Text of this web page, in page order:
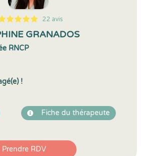
5
1
5
22 22 avis
GRANADOS
RNCP
!
Fiche du thérapeute
Prendre RDV